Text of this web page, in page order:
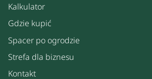
Kalkulator
Gdzie kupić
Spacer po ogrodzie
Strefa dla biznesu
Kontakt